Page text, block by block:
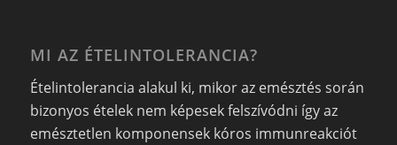
MI AZ ÉTELINTOLERANCIA?
Ételintolerancia alakul ki, mikor az emésztés során
bizonyos ételek nem képesek felszívódni így az
emésztetlen komponensek kóros immunreakciót